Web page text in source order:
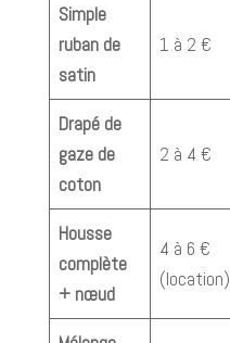
Simple
ruban de
satin
1 à 2 €
Drapé de
gaze de
coton
2 à 4 €
Housse
complète
+ nœud
4 à 6 €
(location)